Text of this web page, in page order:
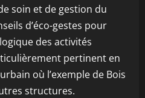
soin et de gestion du
d’éco-gestes pour
des activités
pertinent en
où l’exemple de Bois
structures.